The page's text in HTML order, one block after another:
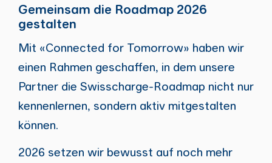
Gemeinsam die Roadmap 2026
gestalten
Mit «Connected for Tomorrow» haben wir
einen Rahmen geschaffen, in dem unsere
Partner die Swisscharge-Roadmap nicht nur
kennenlernen, sondern aktiv mitgestalten
können.
2026 setzen wir bewusst auf noch mehr